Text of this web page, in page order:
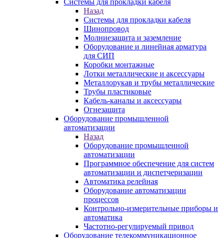
Системы для прокладки кабеля
Назад
Системы для прокладки кабеля
Шинопровод
Молниезащита и заземление
Оборудование и линейная арматура
для СИП
Коробки монтажные
Лотки металлические и аксессуары
Металлорукав и трубы металлические
Трубы пластиковые
Кабель-каналы и аксессуары
Огнезащита
Оборудование промышленной
автоматизации
Назад
Оборудование промышленной
автоматизации
Программное обеспечение для систем
автоматизации и диспетчеризации
Автоматика релейная
Оборудование автоматизации
процессов
Контрольно-измерительные приборы и
автоматика
Частотно-регулируемый привод
Оборудование телекоммуникационное